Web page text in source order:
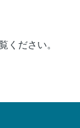
ください。